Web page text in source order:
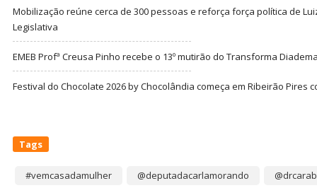
Mobilização reúne cerca de 300 pessoas e reforça força política de
Legislativa
EMEB Profª Creusa Pinho recebe o 13º mutirão do Transforma
Festival do Chocolate 2026 by Chocolândia começa em Ribeirão Pires
Tags
#vemcasadamulher @deputadacarlamorando